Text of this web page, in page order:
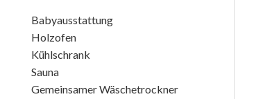
Babyausstattung
Holzofen
Kühlschrank
Sauna
Gemeinsamer Wäschetrockner